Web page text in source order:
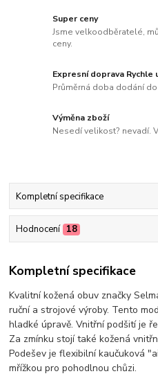
Super ceny
Jsme velkoodběratelé,
ceny.
Expresní doprava Rychle
Průměrná doba dodání do
Výměna zboží
Nesedí velikost? nevadí.
Kompletní specifikace
Hodnocení 18
Kompletní specifikace
Kvalitní kožená obuv značky
ruční a strojové výroby. Tento
hladké úpravě. Vnitřní podšití je
Za zmínku stojí také kožená
Podešev je flexibilní kaučuková
mřížkou pro pohodlnou chůzi.